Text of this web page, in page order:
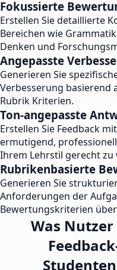
Fokussierte
Erstellen Sie detaillierte
Bereichen wie
Denken und
Angepasste
Generieren Sie
Verbesserung basierend
Rubrik Kriterien.
Ton-angepasste
Erstellen Sie Feedback
ermutigend,
Ihrem Lehrstil gerecht zu
Rubrikenbasierte
Generieren Sie
Anforderungen der
Bewertungskriterien
Was